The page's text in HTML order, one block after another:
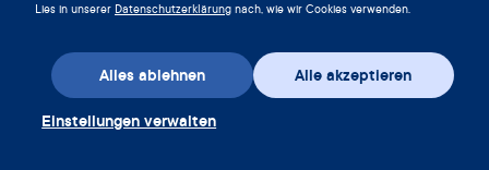
Lies in unserer Datenschutzerklärung nach, wie wir Cookies verwenden.
Alle akzeptieren
Alles ablehnen
Einstellungen verwalten
v:08684d9932026-08-06 11:34:36